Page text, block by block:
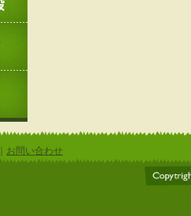
お問い合わせ